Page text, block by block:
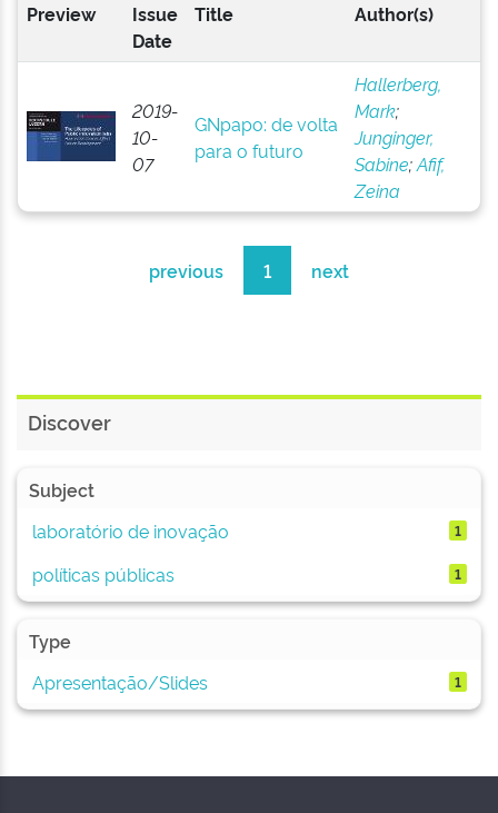
Preview
Issue
Date
Title Author(s)
2019-
10-
07
GNpapo: de volta
para o futuro
Hallerberg,
Mark;
Junginger,
Sabine;Afif,
Zeina
previous 1 next
Discover
Subject
laboratório de inovação
1
políticas públicas 1
Type
Apresentação/Slides
1